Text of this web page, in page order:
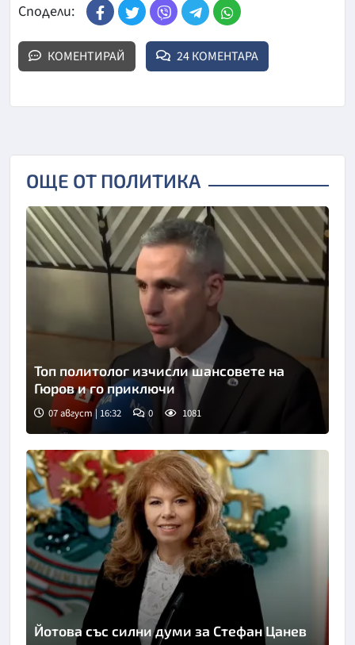
Сподели:
КОМЕНТИРАЙ 24 КОМЕНТАРА
ОЩЕ ОТ ПОЛИТИКА
Топ политолог изчисли шансовете на
Гюров и го приключи
07 август | 16:32 0 1081
Йотова със силни думи за Стефан Цанев